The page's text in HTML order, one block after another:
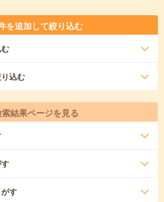
を追加して絞り込む
込む
結果ページを見る
す